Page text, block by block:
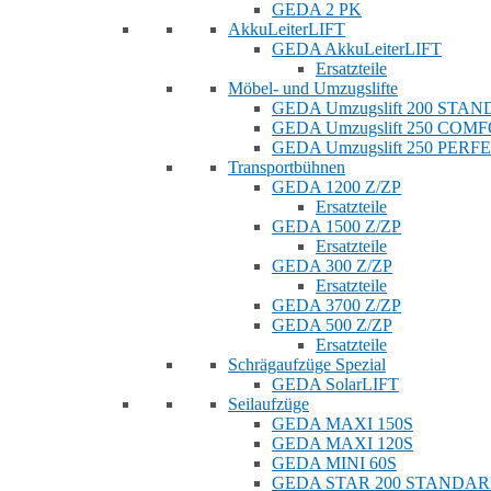
GEDA 2 PK
AkkuLeiterLIFT
GEDA AkkuLeiterLIFT
Ersatzteile
Möbel- und Umzugslifte
GEDA Umzugslift 200
GEDA Umzugslift 250
GEDA Umzugslift 250
Transportbühnen
GEDA 1200 Z/ZP
Ersatzteile
GEDA 1500 Z/ZP
Ersatzteile
GEDA 300 Z/ZP
Ersatzteile
GEDA 3700 Z/ZP
GEDA 500 Z/ZP
Ersatzteile
Schrägaufzüge Spezial
GEDA SolarLIFT
Seilaufzüge
GEDA MAXI 150S
GEDA MAXI 120S
GEDA MINI 60S
GEDA STAR 200